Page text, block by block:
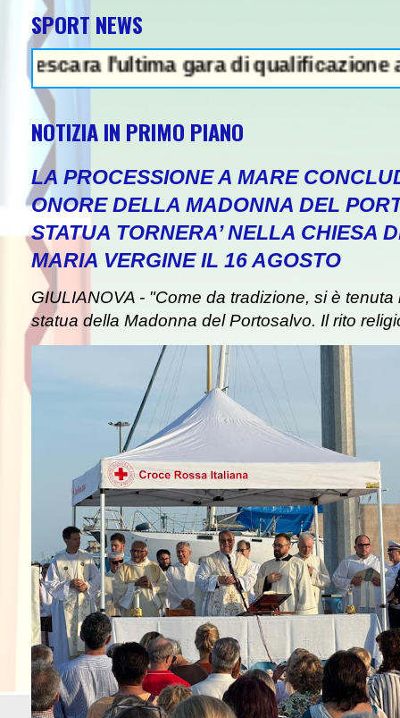
SPORT NEWS
l'ultima gara di qualificazione a Euro
NOTIZIA IN PRIMO PIANO
LA PROCESSIONE A MARE
ONORE DELLA MADONNA DEL
STATUA TORNERA’ NELLA CHIESA
MARIA VERGINE IL 16 AGOSTO
GIULIANOVA - "Come da tradizione, si è
statua della Madonna del Portosalvo. Il rito